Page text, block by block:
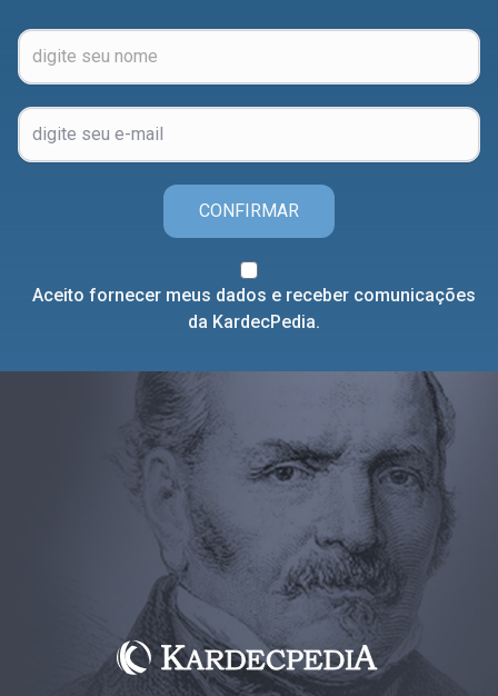
CONFIRMAR
Aceito fornecer meus dados e receber comunicações
da KardecPedia.